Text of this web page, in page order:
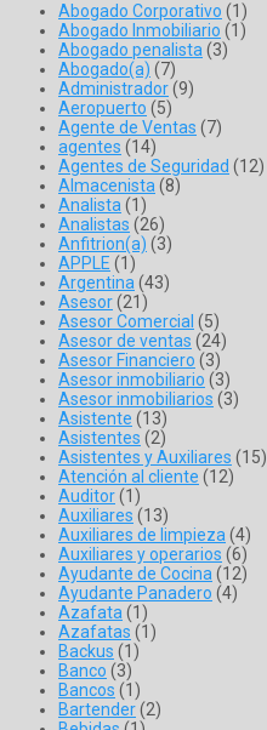
Abogado Corporativo (1)
Abogado Inmobiliario (1)
Abogado penalista(3)
Abogado(a) (7)
Administrador(9)
Aeropuerto (5)
Agente de Ventas (7)
agentes (14)
Agentes de Seguridad (12)
Almacenista(8)
Analista(1)
Analistas (26)
Anfitrion(a) (3)
APPLE (1)
Argentina(43)
Asesor(21)
Asesor Comercial (5)
Asesor de ventas (24)
Asesor Financiero (3)
Asesor inmobiliario (3)
Asesor inmobiliarios (3)
Asistente (13)
Asistentes (2)
Asistentes y Auxiliares (15)
Atención al cliente (12)
Auditor(1)
Auxiliares (13)
Auxiliares de limpieza(4)
Auxiliares y operarios (6)
Ayudante de Cocina(12)
Ayudante Panadero (4)
Azafata(1)
Azafatas (1)
Backus (1)
Banco (3)
Bancos (1)
Bartender(2)